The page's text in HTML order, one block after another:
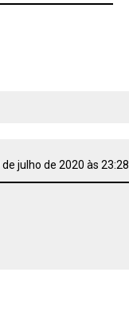
julho de 2020 às 23:28